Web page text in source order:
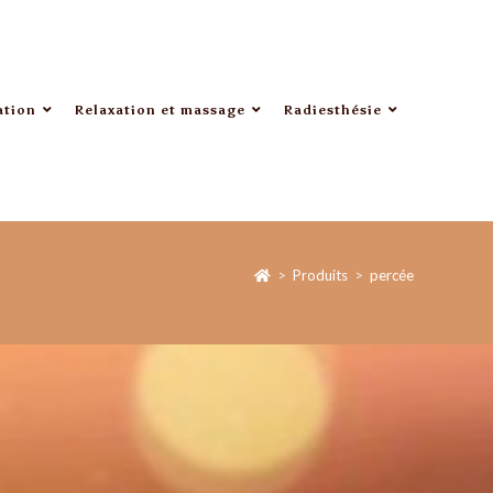
Relaxation et massage Radiesthésie
> Produits > percée